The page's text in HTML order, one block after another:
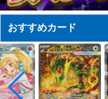
おすすめカード